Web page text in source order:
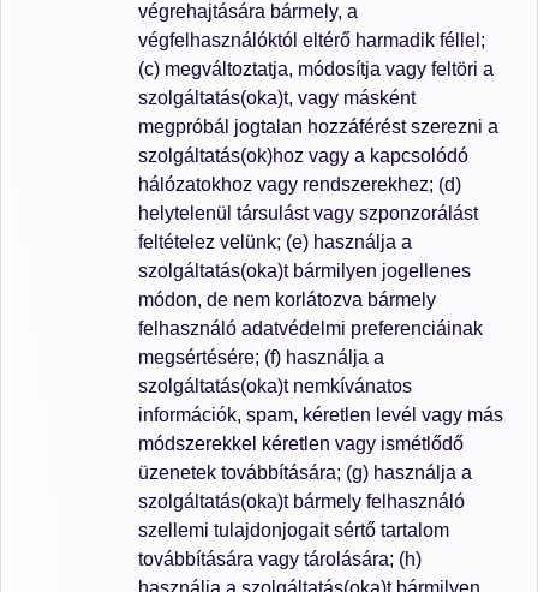
végrehajtására bármely, a
végfelhasználóktól eltérő harmadik féllel;
(c) megváltoztatja, módosítja vagy feltöri a
szolgáltatás(oka)t, vagy másként
megpróbál jogtalan hozzáférést szerezni a
szolgáltatás(ok)hoz vagy a kapcsolódó
hálózatokhoz vagy rendszerekhez; (d)
helytelenül társulást vagy szponzorálást
feltételez velünk; (e) használja a
szolgáltatás(oka)t bármilyen jogellenes
módon, de nem korlátozva bármely
felhasználó adatvédelmi preferenciáinak
megsértésére; (f) használja a
szolgáltatás(oka)t nemkívánatos
információk, spam, kéretlen levél vagy más
módszerekkel kéretlen vagy ismétlődő
üzenetek továbbítására; (g) használja a
szolgáltatás(oka)t bármely felhasználó
szellemi tulajdonjogait sértő tartalom
továbbítására vagy tárolására; (h)